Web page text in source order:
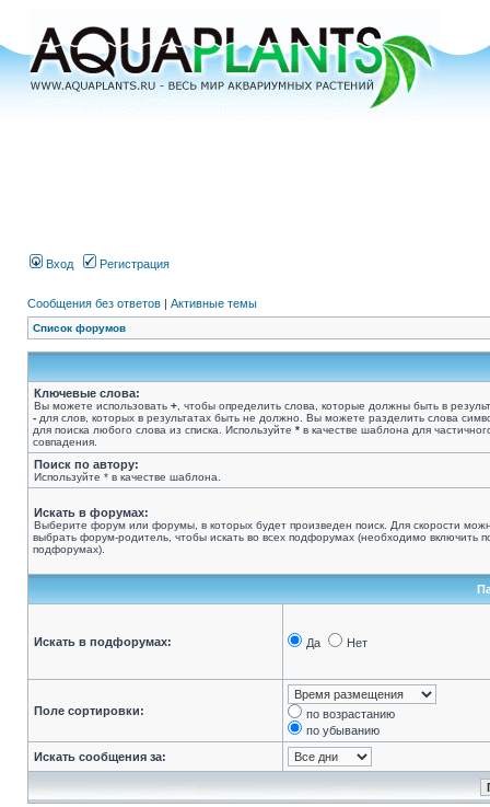
Вход Регистрация
Сообщения без ответов | Активные темы
Список форумов
Ключевые слова:
Вы можете использовать + , чтобы определить слова, которые должны быть в
- для слов, которых в результатах быть не должно. Вы можете разделить слова
для поиска любого слова из списка. Используйте * в качестве шаблона для
совпадения.
Поиск по автору:
Используйте * в качестве шаблона.
Искать в форумах:
Выберите форум или форумы, в которых будет произведен поиск. Для скорости
выбрать форум-родитель, чтобы искать во всех подфорумах (необходимо включить
подфорумах).
Искать в подфорумах: Да Нет
Поле сортировки:
по возрастанию
по убыванию
Искать сообщения за: